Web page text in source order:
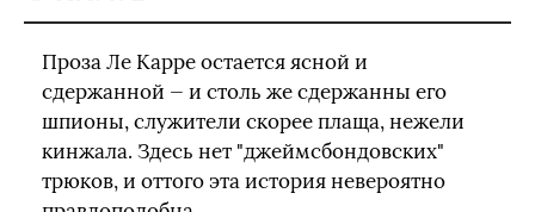
Проза Ле Карре остается ясной и
сдержанной — и столь же сдержанны его
шпионы, служители скорее плаща, нежели
кинжала. Здесь нет "джеймсбондовских"
трюков, и оттого эта история невероятно